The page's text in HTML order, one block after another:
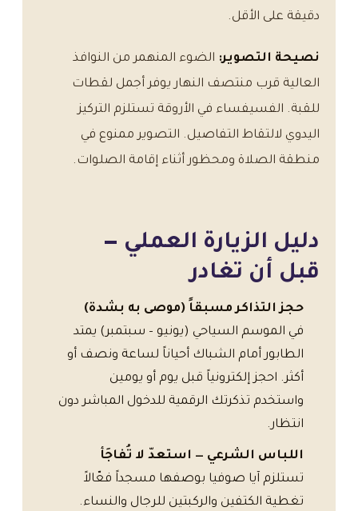
دقيقة على الأقل.
نصيحة التصوير: الضوء المنهمر من النوافذ
العالية قرب منتصف النهار يوفر أجمل لقطات
للقبة. الفسيفساء في الأروقة تستلزم التركيز
اليدوي لالتقاط التفاصيل. التصوير ممنوع في
منطقة الصلاة ومحظور أثناء إقامة الصلوات.
دليل الزيارة العملي —
قبل أن تغادر
حجز التذاكر مسبقاً (موصى به بشدة)
في الموسم السياحي (يونيو – سبتمبر) يمتد
الطابور أمام الشباك أحياناً لساعة ونصف أو
أكثر. احجز إلكترونياً قبل يوم أو يومين
واستخدم تذكرتك الرقمية للدخول المباشر دون
انتظار.
اللباس الشرعي — استعدّ لا تُفاجَأ
تستلزم آيا صوفيا بوصفها مسجداً فعّالاً
تغطية الكتفين والركبتين للرجال والنساء.